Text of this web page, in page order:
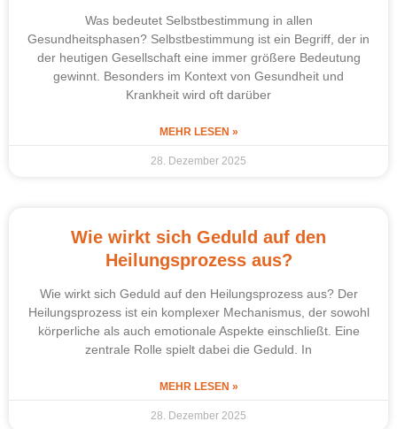
Was bedeutet Selbstbestimmung in allen
Gesundheitsphasen? Selbstbestimmung ist ein Begriff, der in
der heutigen Gesellschaft eine immer größere Bedeutung
gewinnt. Besonders im Kontext von Gesundheit und
Krankheit wird oft darüber
MEHR LESEN »
28. Dezember 2025
Wie wirkt sich Geduld auf den
Heilungsprozess aus?
Wie wirkt sich Geduld auf den Heilungsprozess aus? Der
Heilungsprozess ist ein komplexer Mechanismus, der sowohl
körperliche als auch emotionale Aspekte einschließt. Eine
zentrale Rolle spielt dabei die Geduld. In
MEHR LESEN »
28. Dezember 2025